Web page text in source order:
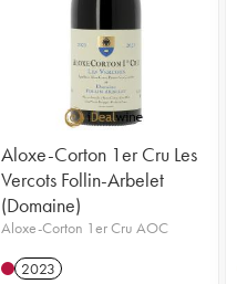
Aloxe-Corton 1er Cru Les
Vercots Follin-Arbelet
(Domaine)
Aloxe-Corton 1er Cru AOC
2023